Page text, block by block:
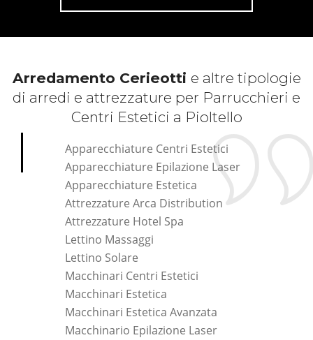
Arredamento Cerieotti e altre tipologie
di arredi e attrezzature per Parrucchieri e
Centri Estetici a Pioltello
Apparecchiature Centri Estetici
Apparecchiature Epilazione Laser
Apparecchiature Estetica
Attrezzature Arca Distribution
Attrezzature Hotel Spa
Lettino Massaggi
Lettino Solare
Macchinari Centri Estetici
Macchinari Estetica
Macchinari Estetica Avanzata
Macchinario Epilazione Laser